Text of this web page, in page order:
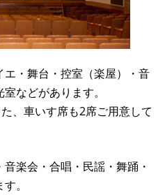
・舞台・控室（楽屋）・音
などがあります。
、車いす席も2席ご用意して
楽会・合唱・民謡・舞踊・
。